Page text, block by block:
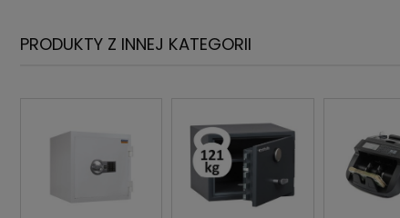
PRODUKTY Z INNEJ KATEGORII